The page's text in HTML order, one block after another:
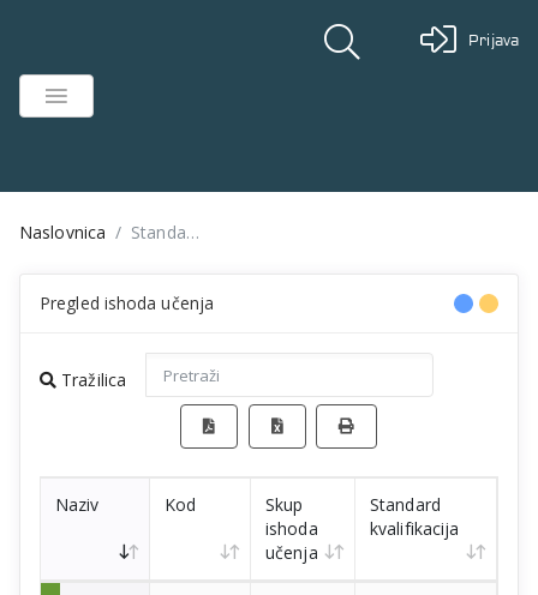
Prijava
Naslovnica Standardi kvalifikacija - jedinice ishoda učenja
Pregled ishoda učenja
Tražilica
Naziv Kod
Skup
ishoda
učenja
Standard
kvalifikacija